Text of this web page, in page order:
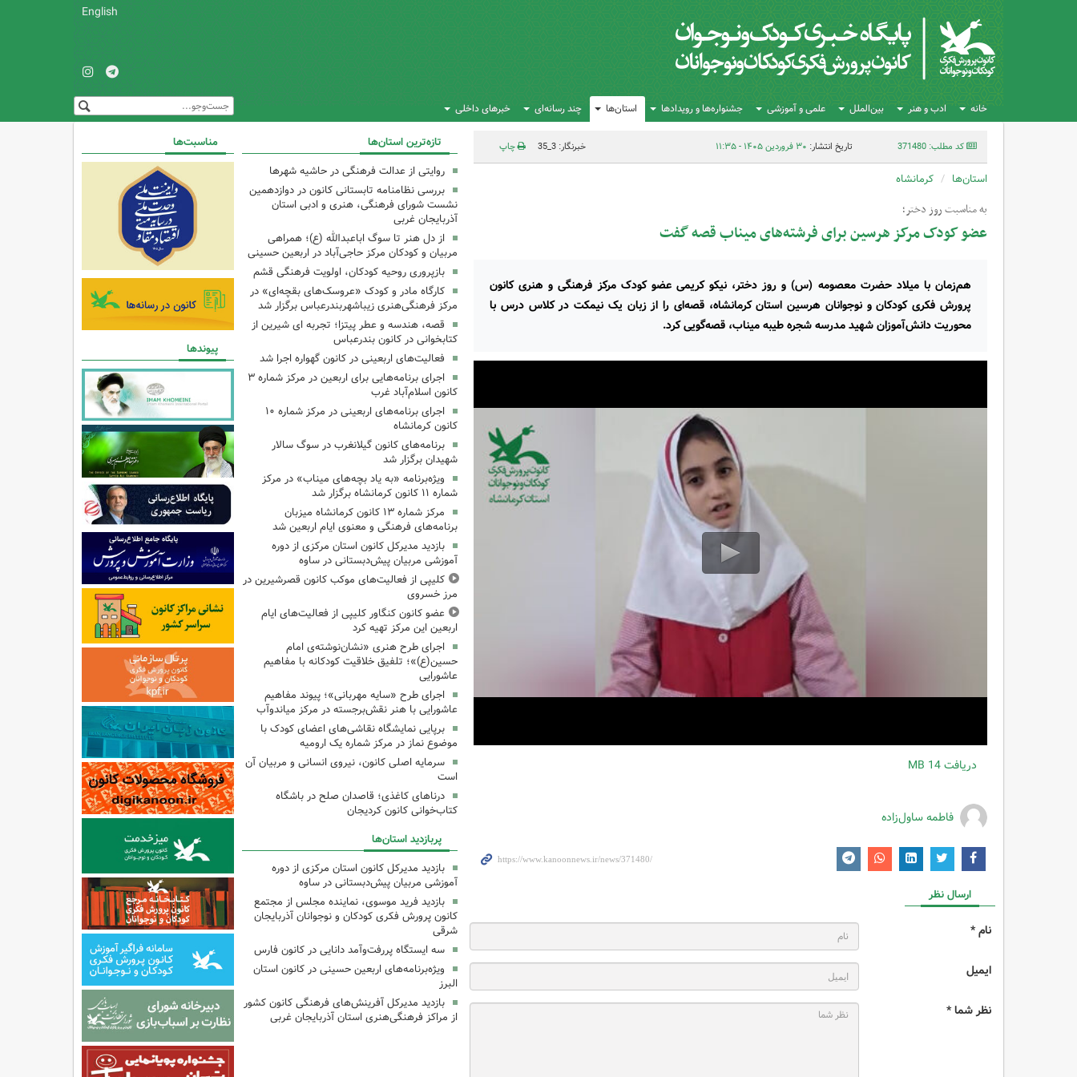
English
خانه ادب و هنر بین‌الملل علمی و آموزشی جشنواره‌ها و رویدادها استان‌ها چند رسانه‌ای خبرهای داخلی
کد مطلب: 371480 تاریخ انتشار: ۳۰ فروردین ۱۴۰۵ - ۱۱:۳۵ خبرنگار: 3_35 چاپ
استان‌ها کرمانشاه
به مناسبت روز دختر؛
عضو کودک مرکز هرسین برای فرشته‌های میناب قصه گفت
هم‌زمان با میلاد حضرت معصومه (س) و روز دختر، نیکو کریمی عضو کودک مرکز فرهنگی و هنری کانون
پرورش فکری کودکان و نوجوانان هرسین استان کرمانشاه، قصه‌ای را از زبان یک نیمکت در کلاس درس با
محوریت دانش‌آموزان شهید مدرسه شجره طیبه میناب، قصه‌گویی کرد.
دریافت14 MB
فاطمه ساول‌زاده
ارسال نظر
نام *
ایمیل
نظر شما *
تازه‌ترین استان‌ها
روایتی از عدالت فرهنگی در حاشیه شهرها
بررسی نظامنامه تابستانی کانون در دوازدهمین
نشست شورای فرهنگی، هنری و ادبی استان
آذربایجان غربی
از دل هنر تا سوگ اباعبدالله (ع)؛ همراهی
مربیان و کودکان مرکز حاجی‌آباد در اربعین حسینی
بازپروری روحیه کودکان، اولویت فرهنگی قشم
کارگاه مادر و کودک «عروسک‌های بقچه‌ای» در
مرکز فرهنگی‌هنری زیباشهربندرعباس برگزار شد
قصه، هندسه و عطر پیتزا؛ تجربه ای شیرین از
کتابخوانی در کانون بندرعباس
فعالیت‌های اربعینی در کانون گهواره اجرا شد
اجرای برنامه‌هایی برای اربعین در مرکز شماره ۳
کانون اسلام‌آباد غرب
اجرای برنامه‌های اربعینی در مرکز شماره ۱۰
کانون کرمانشاه
برنامه‌های کانون گیلانغرب در سوگ سالار
شهیدان برگزار شد
ویژه‌برنامه «به یاد بچه‌های میناب» در مرکز
شماره ۱۱ کانون کرمانشاه برگزار شد
مرکز شماره ۱۳ کانون کرمانشاه میزبان
برنامه‌های فرهنگی و معنوی ایام اربعین شد
بازدید مدیرکل کانون استان مرکزی از دوره
آموزشی مربیان پیش‌دبستانی در ساوه
کلیپی از فعالیت‌های موکب کانون قصرشیرین در
مرز خسروی
عضو کانون کنگاور کلیپی از فعالیت‌های ایام
اربعین این مرکز تهیه کرد
اجرای طرح هنری «نشان‌نوشته‌ی امام
حسین(ع)»؛ تلفیق خلاقیت کودکانه با مفاهیم
عاشورایی
اجرای طرح «سایه مهربانی»؛ پیوند مفاهیم
عاشورایی با هنر نقش‌برجسته در مرکز میاندوآب
برپایی نمایشگاه نقاشی‌های اعضای کودک با
موضوع نماز در مرکز شماره یک ارومیه
سرمایه اصلی کانون، نیروی انسانی و مربیان آن
است
درناهای کاغذی؛ قاصدان صلح در باشگاه
کتاب‌خوانی کانون کردیجان
پربازدید استان‌ها
بازدید مدیرکل کانون استان مرکزی از دوره
آموزشی مربیان پیش‌دبستانی در ساوه
بازدید فرید موسوی، نماینده مجلس از مجتمع
کانون پرورش فکری کودکان و نوجوانان آذربایجان
شرقی
سه ایستگاه پررفت‌وآمد دانایی در کانون فارس
ویژه‌برنامه‌های اربعین حسینی در کانون استان
البرز
بازدید مدیرکل آفرینش‌های فرهنگی کانون کشور
از مراکز فرهنگی‌هنری استان آذربایجان غربی
مناسبت‌ها
پیوندها